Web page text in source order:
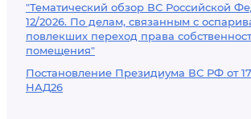
"Тематический обзор ВС Российской
12/2026. По делам, связанным с
повлекших переход права
помещения"
Постановление Президиума ВС РФ от
НАД26